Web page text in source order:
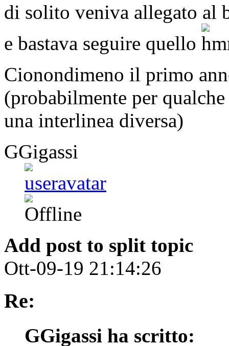
di solito veniva allegato al
e bastava seguire quello
Cionondimeno il primo
(probabilmente per
una interlinea diversa)
GGigassi
Add post to split topic
Ott-09-19 21:14:26
Re:
GGigassi ha scritto: